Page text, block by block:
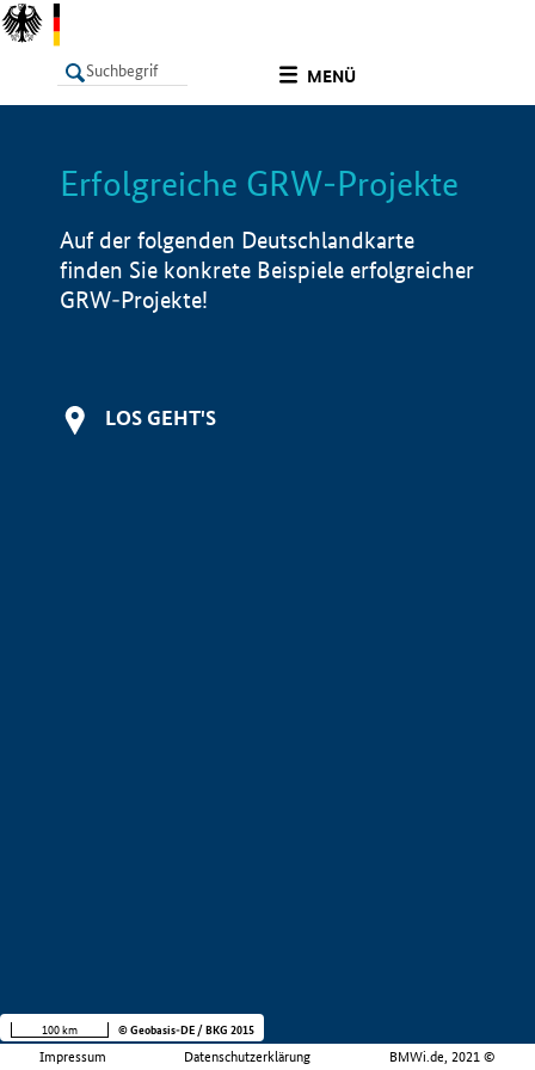
MENÜ
LISTE Info
Erfolgreiche GRW-Projekte
Auf der folgenden Deutschlandkarte
finden Sie konkrete Beispiele erfolgreicher
GRW-Projekte!
LOS GEHT'S
Impressum Datenschutzerklärung BMWi.de, 2021 ©
100 km © Geobasis-DE / BKG 2015